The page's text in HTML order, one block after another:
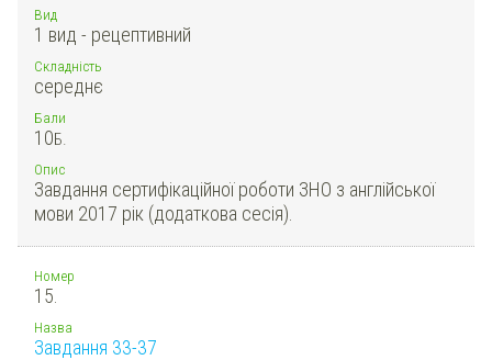
Вид
1 вид - рецептивний
Складність
середнє
Бали
10Б.
Опис
Завдання сертифікаційної роботи ЗНО з англійської
мови 2017 рік (додаткова сесія).
Номер
15.
Назва
Завдання 33-37